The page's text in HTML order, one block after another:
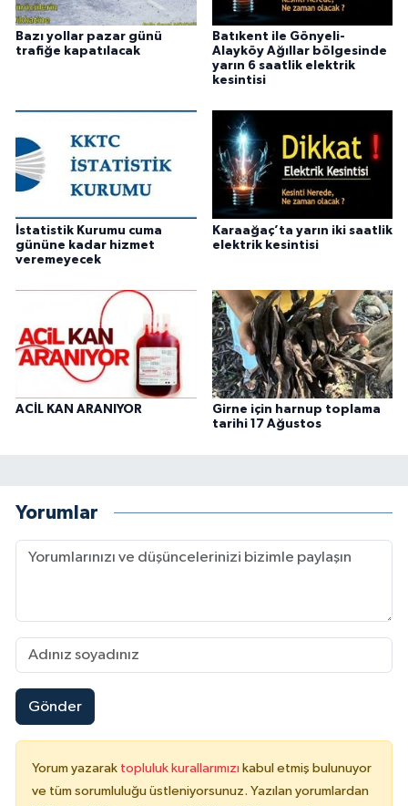
Bazı yollar pazar günü
trafiğe kapatılacak
Batıkent ile Gönyeli-
Alayköy Ağıllar bölgesinde
yarın 6 saatlik elektrik
kesintisi
İstatistik Kurumu cuma
gününe kadar hizmet
veremeyecek
Karaağaç’ta yarın iki saatlik
elektrik kesintisi
ACİL KAN ARANIYOR
Girne için harnup toplama
tarihi 17 Ağustos
Yorumlar
Gönder
Yorum yazarak topluluk kurallarımızı kabul etmiş bulunuyor
ve tüm sorumluluğu üstleniyorsunuz. Yazılan yorumlardan